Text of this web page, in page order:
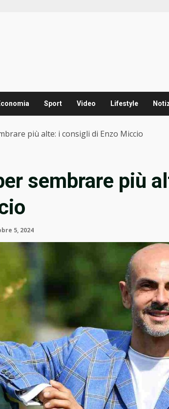
Sport Video Lifestyle
più alte: i consigli di Enzo Miccio
sembrare più
5, 2024